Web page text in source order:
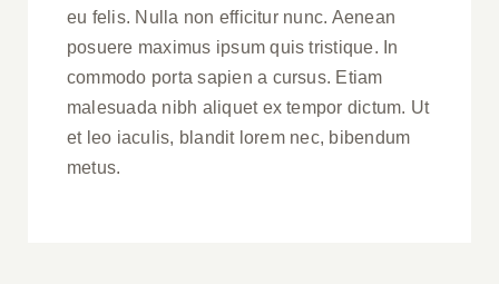
eu felis. Nulla non efficitur nunc. Aenean
posuere maximus ipsum quis tristique. In
commodo porta sapien a cursus. Etiam
malesuada nibh aliquet ex tempor dictum. Ut
et leo iaculis, blandit lorem nec, bibendum
metus.